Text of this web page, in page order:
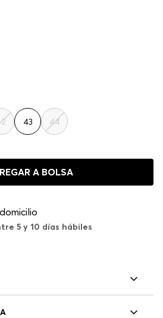
43 44
A BOLSA
5 y 10 días hábiles